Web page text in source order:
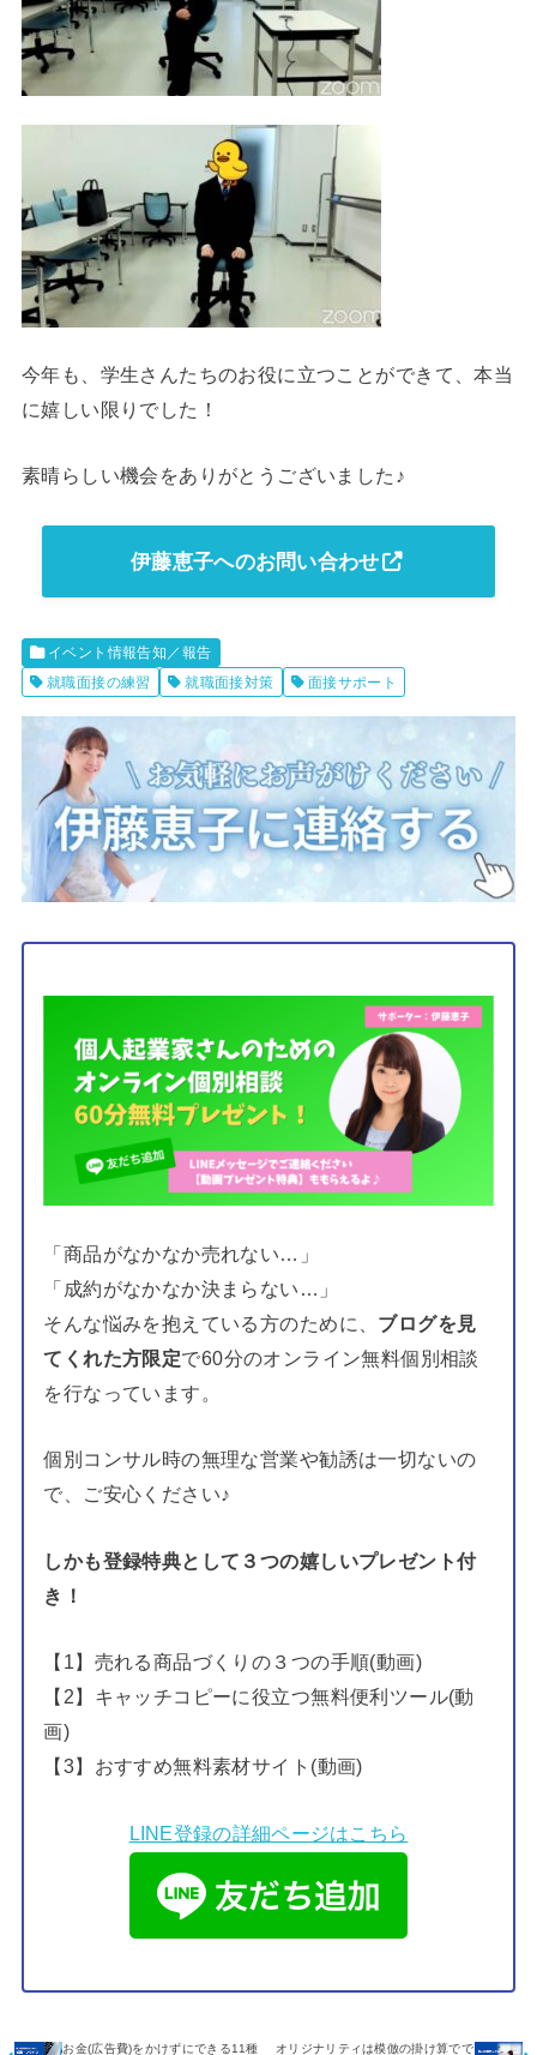
今年も、学生さんたちのお役に立つことができて、本当
に嬉しい限りでした！
素晴らしい機会をありがとうございました♪
伊藤恵子へのお問い合わせ
イベント情報告知／報告
就職面接の練習
就職面接対策 面接サポート
「商品がなかなか売れない…」
「成約がなかなか決まらない…」
そんな悩みを抱えている方のために、 ブログを見
てくれた方限定で60分のオンライン無料個別相談
を行なっています。
個別コンサル時の無理な営業や勧誘は一切ないの
で、ご安心ください♪
しかも登録特典として３つの嬉しいプレゼント付
き！
【1】売れる商品づくりの３つの手順(動画)
【2】キャッチコピーに役立つ無料便利ツール(動
画)
【3】おすすめ無料素材サイト(動画)
LINE登録の詳細ページはこちら
お金(広告費)をかけずにできる11種 オリジナリティは模倣の掛け算でで